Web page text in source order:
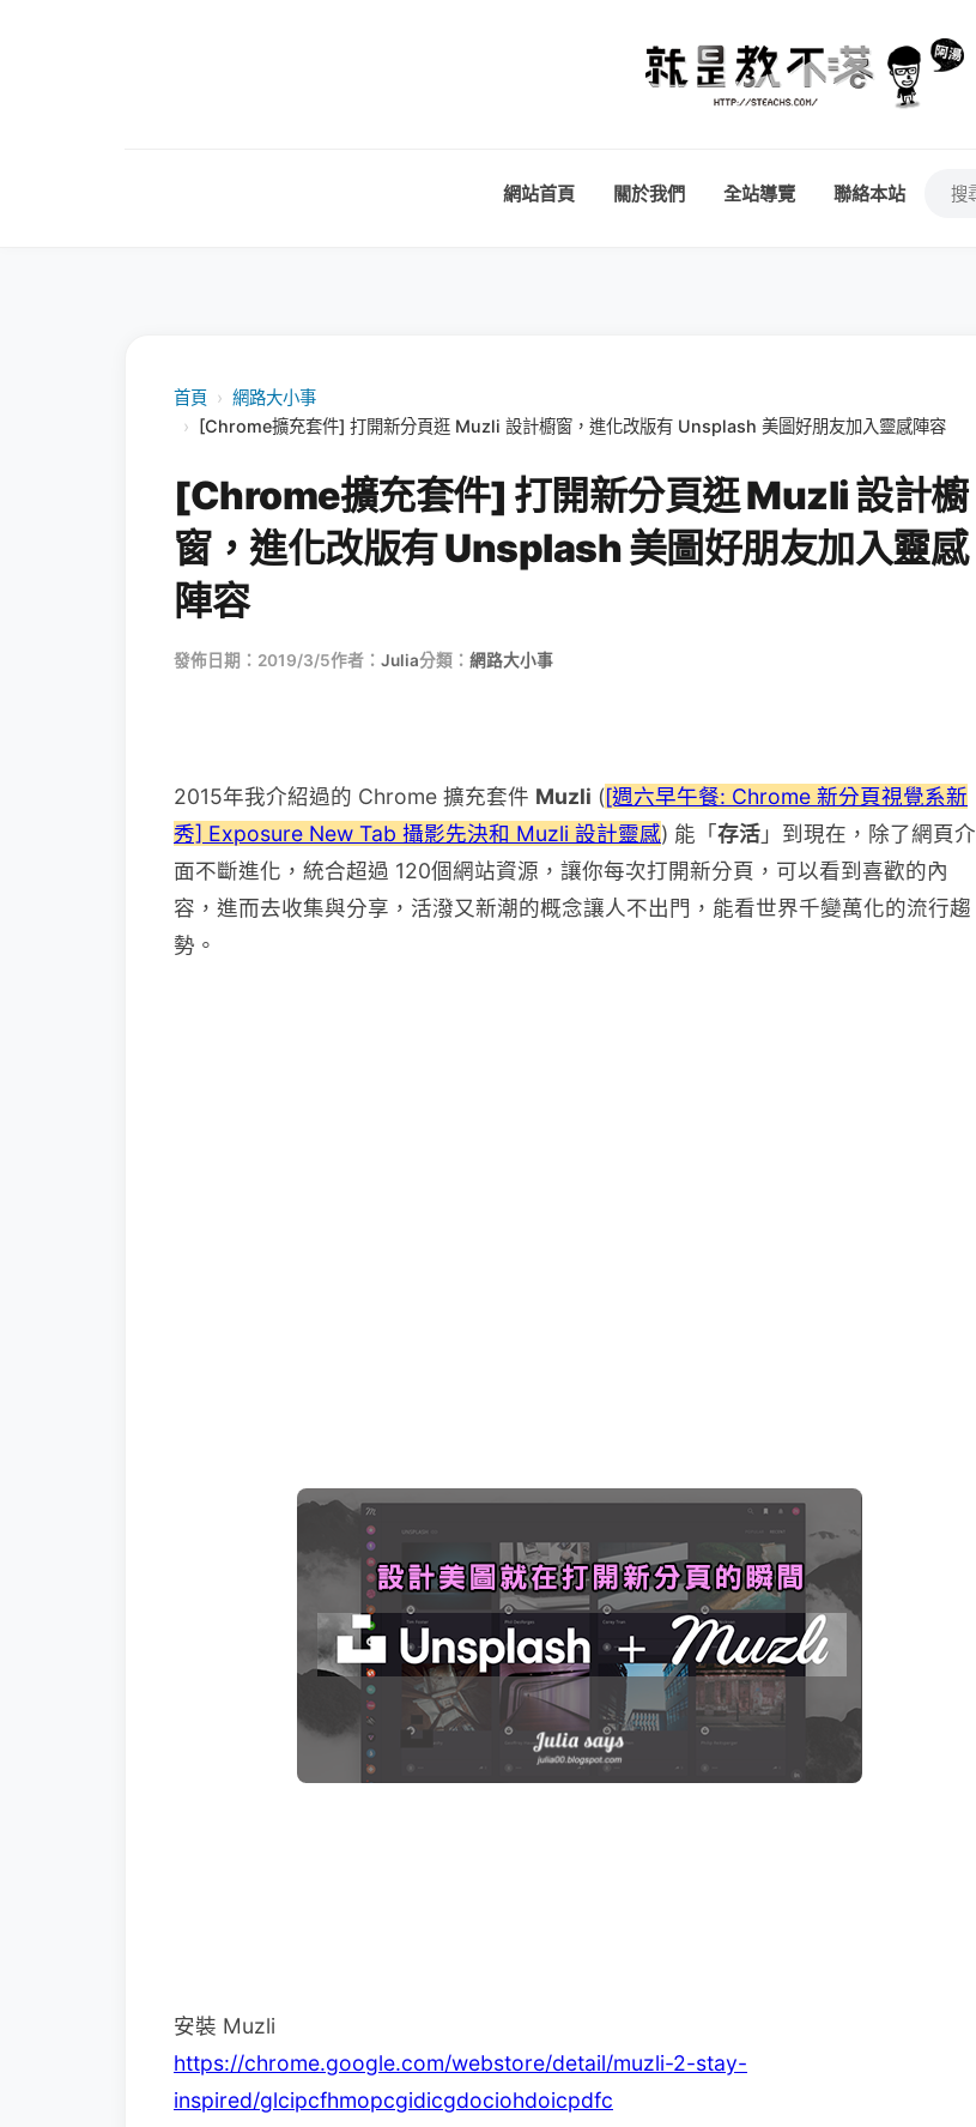
網站首頁 關於我們 全站導覽 聯絡本站
首頁 › 網路大小事
›
[Chrome擴充套件] 打開新分頁逛 Muzli 設計櫥窗，進化改版有 Unsplash 美圖好朋友加入靈感陣容
[Chrome擴充套件] 打開新分頁逛 Muzli 設計櫥
窗，進化改版有 Unsplash 美圖好朋友加入靈感
陣容
發佈日期：2019/3/5作者： Julia分類： 網路大小事
2015年我介紹過的 Chrome 擴充套件 Muzli ([週六早午餐: Chrome 新分頁視覺系新
秀] Exposure New Tab 攝影先決和 Muzli 設計靈感) 能「存活」到現在，除了網頁介
面不斷進化，統合超過 120個網站資源，讓你每次打開新分頁，可以看到喜歡的內
容，進而去收集與分享，活潑又新潮的概念讓人不出門，能看世界千變萬化的流行趨
勢。
安裝 Muzli
https://chrome.google.com/webstore/detail/muzli-2-stay-
inspired/glcipcfhmopcgidicgdociohdoicpdfc